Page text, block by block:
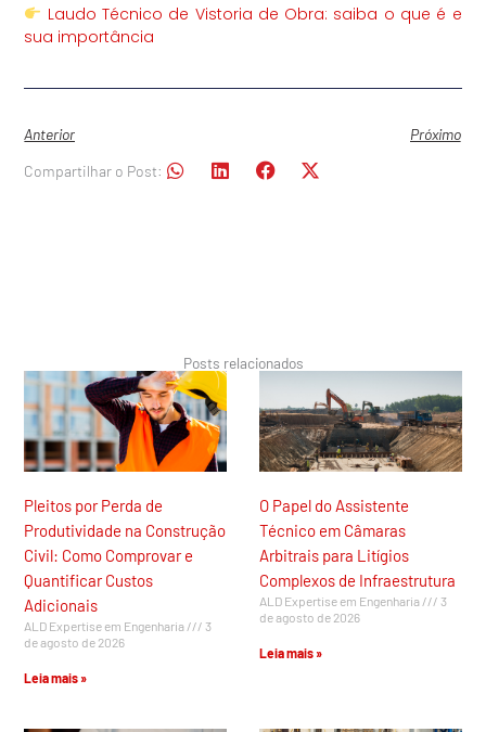
Laudo Técnico de Vistoria de Obra: saiba o que é e
sua importância
Anterior
Próximo
Compartilhar o Post:
Posts relacionados
Pleitos por Perda de
Produtividade na Construção
Civil: Como Comprovar e
Quantificar Custos
Adicionais
ALD Expertise em Engenharia
3
de agosto de 2026
Leia mais »
O Papel do Assistente
Técnico em Câmaras
Arbitrais para Litígios
Complexos de Infraestrutura
ALD Expertise em Engenharia
3
de agosto de 2026
Leia mais »